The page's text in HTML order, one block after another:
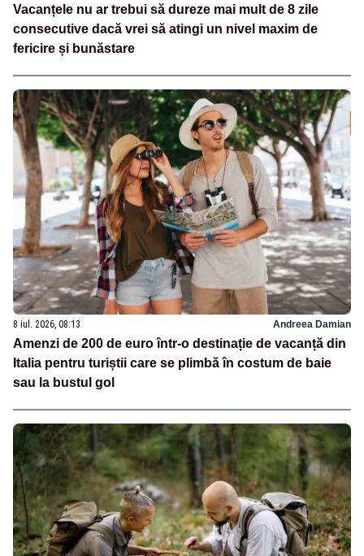
Vacanțele nu ar trebui să dureze mai mult de 8 zile
consecutive dacă vrei să atingi un nivel maxim de
fericire și bunăstare
8 iul. 2026, 08:13 Andreea Damian
Amenzi de 200 de euro într-o destinație de vacanță din
Italia pentru turiștii care se plimbă în costum de baie
sau la bustul gol